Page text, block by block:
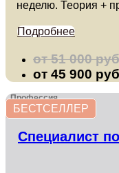
неделю. Теория +
Подробнее
от 51 000
от 45 900
Профессия
БЕСТСЕЛЛЕР
Специалист